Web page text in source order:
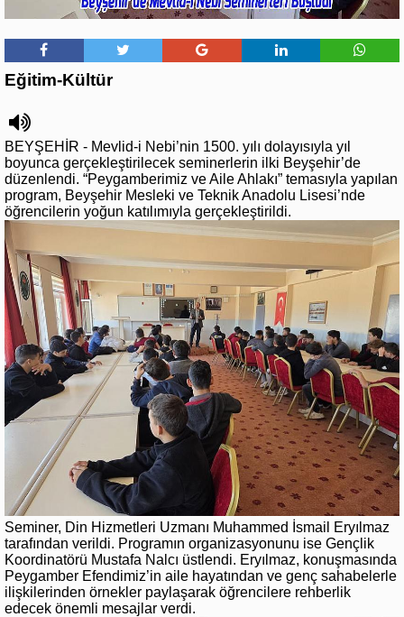
Eğitim-Kültür
BEYŞEHİR - Mevlid-i Nebi’nin 1500. yılı dolayısıyla yıl
boyunca gerçekleştirilecek seminerlerin ilki Beyşehir’de
düzenlendi. “Peygamberimiz ve Aile Ahlakı” temasıyla yapılan
program, Beyşehir Mesleki ve Teknik Anadolu Lisesi’nde
öğrencilerin yoğun katılımıyla gerçekleştirildi.
Seminer, Din Hizmetleri Uzmanı Muhammed İsmail Eryılmaz
tarafından verildi. Programın organizasyonunu ise Gençlik
Koordinatörü Mustafa Nalcı üstlendi. Eryılmaz, konuşmasında
Peygamber Efendimiz’in aile hayatından ve genç sahabelerle
ilişkilerinden örnekler paylaşarak öğrencilere rehberlik
edecek önemli mesajlar verdi.